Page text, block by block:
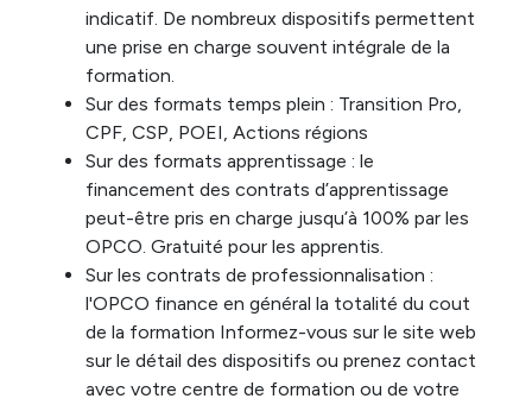
indicatif. De nombreux dispositifs permettent
une prise en charge souvent intégrale de la
formation.
Sur des formats temps plein : Transition Pro,
CPF, CSP, POEI, Actions régions
Sur des formats apprentissage : le
financement des contrats d’apprentissage
peut-être pris en charge jusqu’à 100% par les
OPCO. Gratuité pour les apprentis.
Sur les contrats de professionnalisation :
l'OPCO finance en général la totalité du cout
de la formation Informez-vous sur le site web
sur le détail des dispositifs ou prenez contact
avec votre centre de formation ou de votre